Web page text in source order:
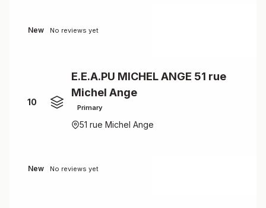
New No reviews yet
10
E.E.A.PU MICHEL ANGE 51 rue
Michel Ange
Primary
51 rue Michel Ange
New No reviews yet